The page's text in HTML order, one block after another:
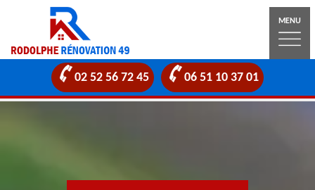
MENU
02 52 56 72 45 06 51 10 37 01